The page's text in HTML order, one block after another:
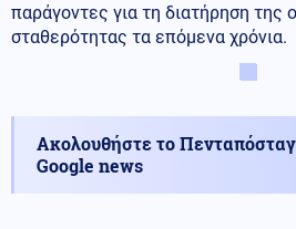
παράγοντες για τη διατήρηση της
σταθερότητας τα επόμενα χρόνια.
Ακολουθήστε το
Google news